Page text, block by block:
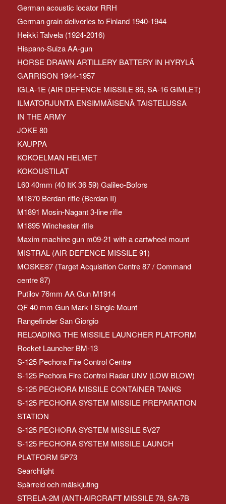
German acoustic locator RRH
German grain deliveries to Finland 1940-1944
Heikki Talvela (1924-2016)
Hispano-Suiza AA-gun
HORSE DRAWN ARTILLERY BATTERY IN HYRYLÄ
GARRISON 1944-1957
IGLA-1E (AIR DEFENCE MISSILE 86, SA-16 GIMLET)
ILMATORJUNTA ENSIMMÄISENÄ TAISTELUSSA
IN THE ARMY
JOKE 80
KAUPPA
KOKOELMAN HELMET
KOKOUSTILAT
L60 40mm (40 ItK 36 59) Galileo-Bofors
M1870 Berdan rifle (Berdan II)
M1891 Mosin-Nagant 3-line rifle
M1895 Winchester rifle
Maxim machine gun m09-21 with a cartwheel mount
MISTRAL (AIR DEFENCE MISSILE 91)
MOSKE87 (Target Acquisition Centre 87 / Command
centre 87)
Putilov 76mm AA Gun M1914
QF 40 mm Gun Mark I Single Mount
Rangefinder San Giorgio
RELOADING THE MISSILE LAUNCHER PLATFORM
Rocket Launcher BM-13
S-125 Pechora Fire Control Centre
S-125 Pechora Fire Control Radar UNV (LOW BLOW)
S-125 PECHORA MISSILE CONTAINER TANKS
S-125 PECHORA SYSTEM MISSILE PREPARATION
STATION
S-125 PECHORA SYSTEM MISSILE 5V27
S-125 PECHORA SYSTEM MISSILE LAUNCH
PLATFORM 5P73
Searchlight
Spärreld och målskjuting
STRELA-2M (ANTI-AIRCRAFT MISSILE 78, SA-7B